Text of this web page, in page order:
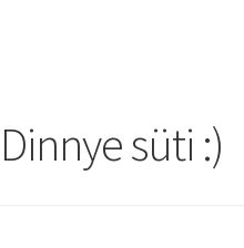
Dinnye süti :)